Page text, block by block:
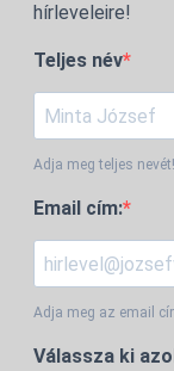
hírleveleire!
Teljes név
Adja meg teljes nevét!
Email cím:
Adja meg az email
Válassza ki